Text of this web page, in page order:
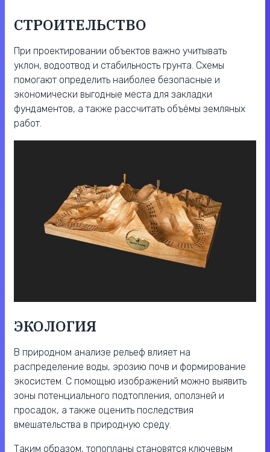
СТРОИТЕЛЬСТВО
При проектировании объектов важно учитывать
уклон, водоотвод и стабильность грунта. Схемы
помогают определить наиболее безопасные и
экономически выгодные места для закладки
фундаментов, а также рассчитать объёмы земляных
работ.
ЭКОЛОГИЯ
В природном анализе рельеф влияет на
распределение воды, эрозию почв и формирование
экосистем. С помощью изображений можно выявить
зоны потенциального подтопления, оползней и
просадок, а также оценить последствия
вмешательства в природную среду.
Таким образом, топопланы становятся ключевым